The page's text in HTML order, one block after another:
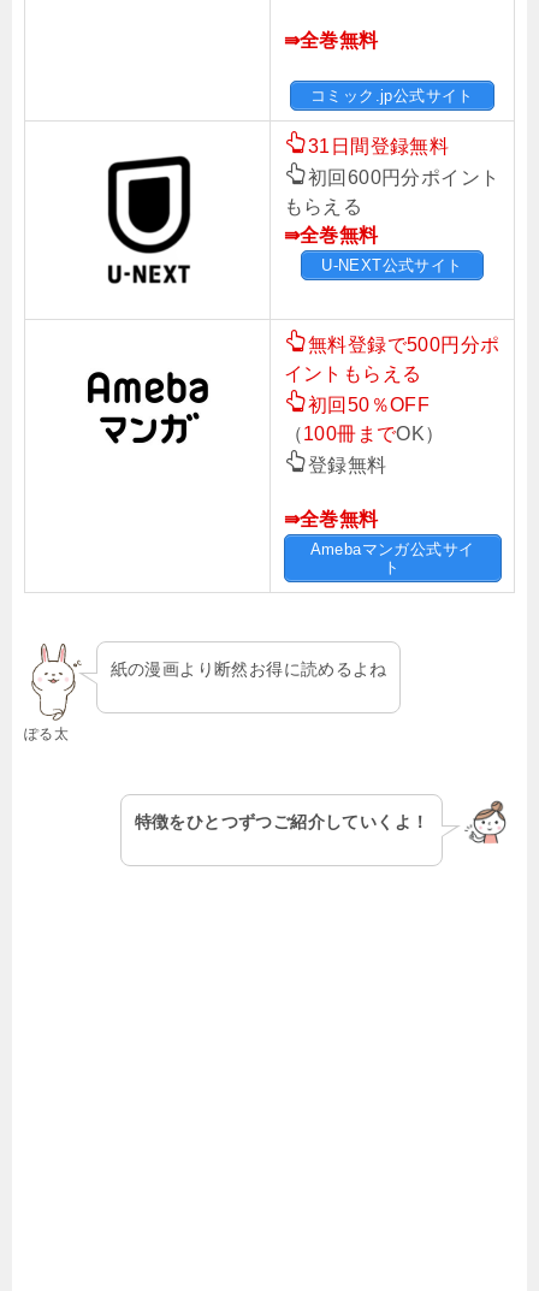
⇛全巻無料
コミック.jp公式サイト
31日間登録無料
初回600円分ポイント
もらえる
⇛全巻無料
U-NEXT公式サイト
無料登録で500円分ポ
イントもらえる
初回50％OFF
（100冊までOK）
登録無料
⇛全巻無料
Amebaマンガ公式サイ
ト
ぽる太
紙の漫画より断然お得に読めるよね
特徴をひとつずつご紹介していくよ！